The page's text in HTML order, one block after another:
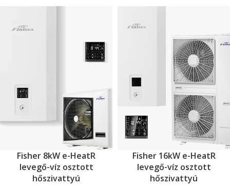
Fisher 8kW e-HeatR
levegő-víz osztott
hőszivattyú
Fisher 16kW e-HeatR
levegő-víz osztott
hőszivattyú